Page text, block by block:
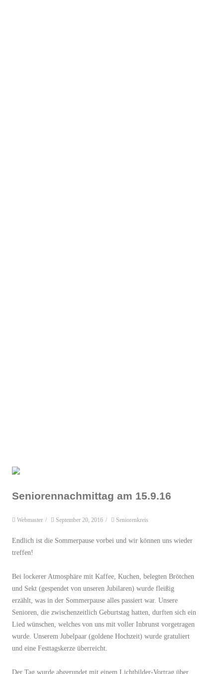
Seniorennachmittag am 15.9.16
Webmaster / September 20, 2016 / Seniorenkreis
Endlich ist die Sommerpause vorbei und wir können uns wieder
treffen!
Bei lockerer Atmosphäre mit Kaffee, Kuchen, belegten Brötchen
und Sekt (gespendet von unseren Jubilaren) wurde fleißig
erzählt, was in der Sommerpause alles passiert war. Unsere
Senioren, die zwischenzeitlich Geburtstag hatten, durften sich ein
Lied wünschen, welches von uns mit voller Inbrunst vorgetragen
wurde. Unserem Jubelpaar (goldene Hochzeit) wurde gratuliert
und eine Festtagskerze überreicht.
Der Tag wurde abgerundet mit einem Lichtbilder-Vortrag über